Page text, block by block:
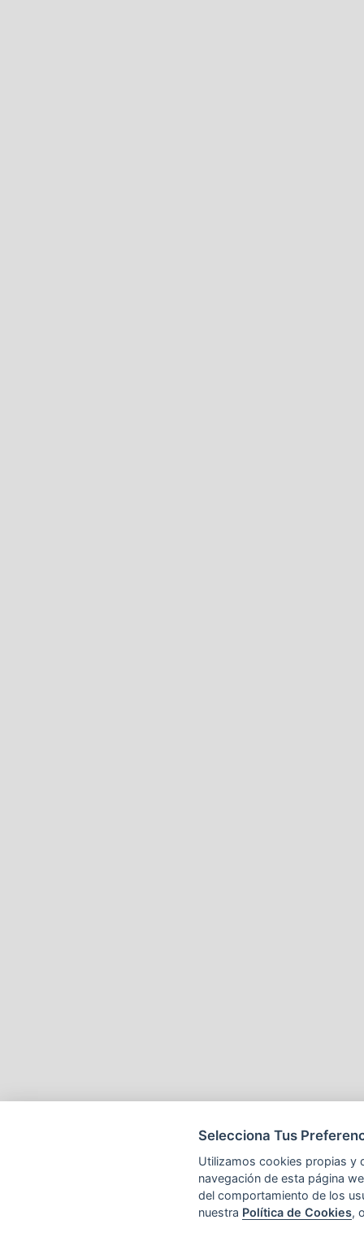
Selecciona Tus
Utilizamos cookies propias y
navegación de esta página
del comportamiento de los
nuestra Política de Cookies,